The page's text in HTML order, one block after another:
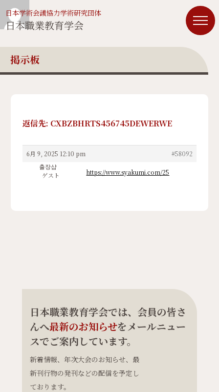
日本学術会議協力学術研究団体
日本職業教育学会
掲示板
返信先: CXBZBHRTS456745DEWERWE
6月 9, 2025 12:10 pm
#58092
출장샵
ゲスト
https://www.syakumi.com/25
日本職業教育学会では、会員の皆さ
んへ最新のお知らせをメールニュー
スでご案内しています。
新着情報、年次大会のお知らせ、最
新刊行物の発刊などの配信を予定し
ております。